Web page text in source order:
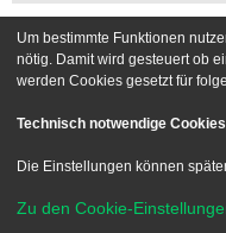
Foren-Übersicht Kontakt
Powered byphpBB® Forum
Style we_universal created by
Um bestimmte Funktionen
nötig. Damit wird gesteuert ob
werden Cookies gesetzt für
Technisch notwendige Cookies
Die Einstellungen können
Zu den Cookie-